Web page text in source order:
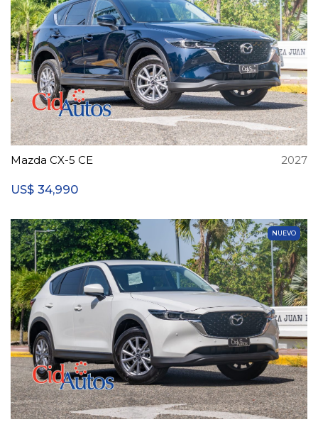
Mazda CX-5 CE 2027
US$ 34,990
NUEVO